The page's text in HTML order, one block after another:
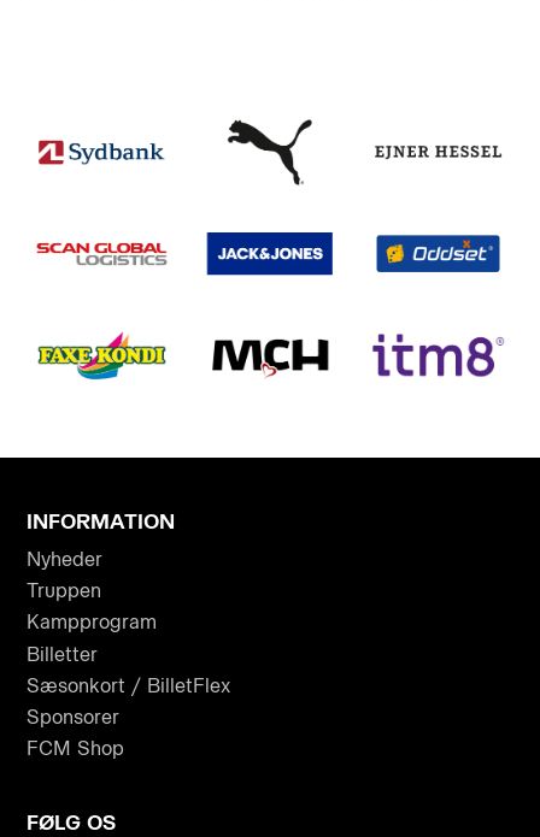
INFORMATION
Nyheder
Truppen
Kampprogram
Billetter
Sæsonkort / BilletFlex
Sponsorer
FCM Shop
FØLG OS